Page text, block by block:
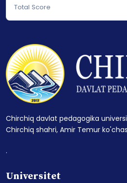
Total Score
Chirchiq davlat pedagogika
Chirchiq shahri, Amir Temur
.
Universitet